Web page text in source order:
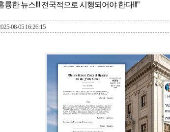
륭한 뉴스!!! 전국적으로 시행되어야 한다!!!”
08-05 16:26:15